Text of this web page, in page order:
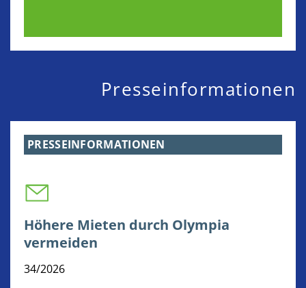
Presseinformationen
PRESSEINFORMATIONEN
Höhere Mieten durch Olympia
vermeiden
34/2026